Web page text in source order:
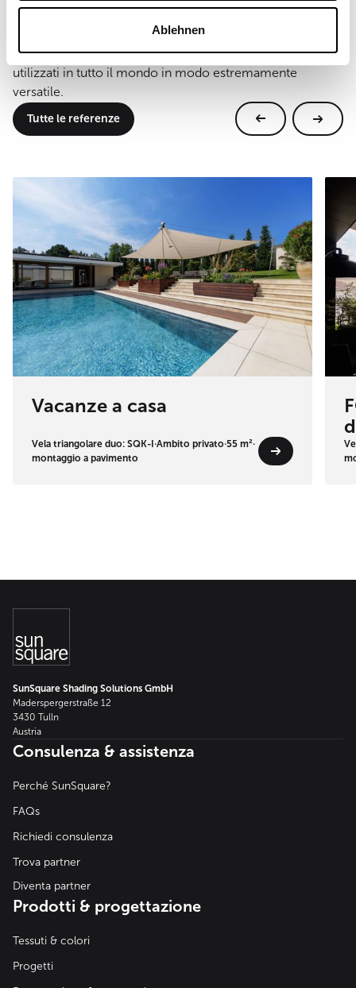
Ablehnen
Altre referenze
Progetti reali, luoghi reali. I sistemi SunSquare® vengono
utilizzati in tutto il mondo in modo estremamente
versatile.
Tutte le referenze
Vacanze a casa
Vela triangolare duo: SQK-I·Ambito privato·55 m²·
montaggio a pavimento
SunSquare Shading Solutions GmbH
Maderspergerstraße 12
3430 Tulln
Austria
Consulenza & assistenza
Perché SunSquare?
FAQs
Richiedi consulenza
Trova partner
Diventa partner
Prodotti & progettazione
Tessuti & colori
Progetti